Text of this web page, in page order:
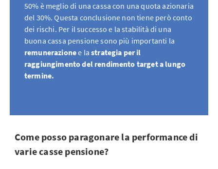
50% è meglio di una cassa con una quota azionaria
del 30%. Questa conclusione non tiene però conto
dei rischi. Per il successo e la stabilità di una
buona cassa pensione sono più importanti la
remunerazionee lastrategia per il
raggiungimento del rendimento target a lungo
termine.
Come posso paragonare la performance di
varie casse pensione?